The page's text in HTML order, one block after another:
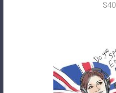
$40